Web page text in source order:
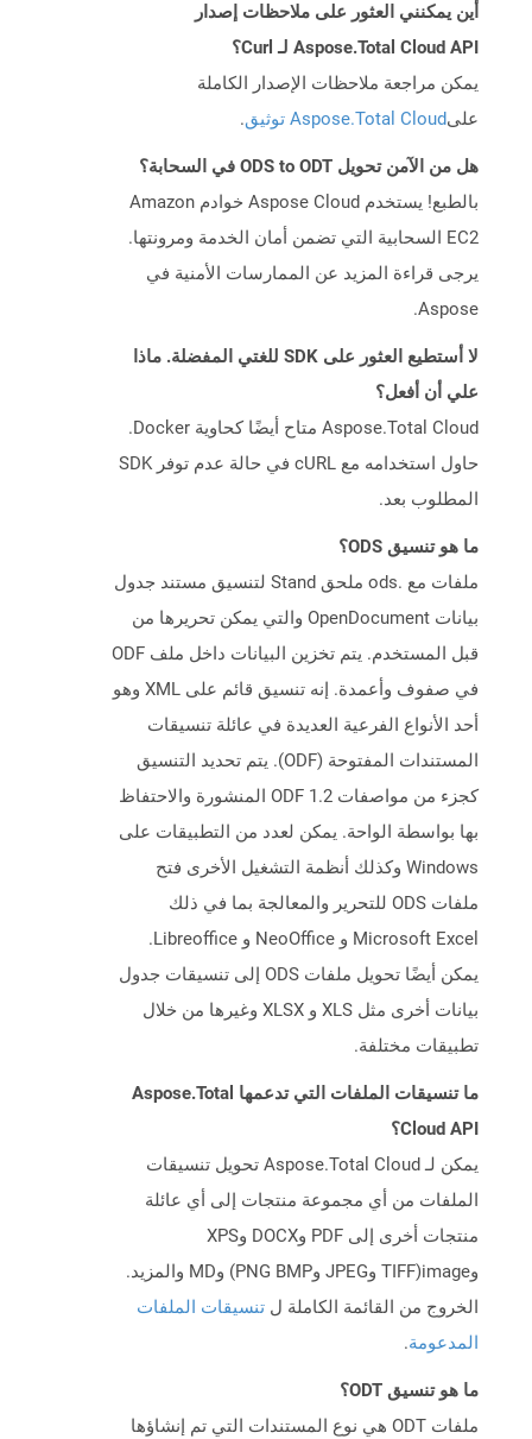
أين يمكنني العثور على ملاحظات إصدار
Aspose.Total Cloud API لـ Curl؟
يمكن مراجعة ملاحظات الإصدار الكاملة
علىAspose.Total Cloud توثيق .
هل من الآمن تحويل ODS to ODT في السحابة؟
بالطبع! يستخدم Aspose Cloud خوادم Amazon
EC2 السحابية التي تضمن أمان الخدمة ومرونتها.
يرجى قراءة المزيد عن الممارسات الأمنية في
Aspose.
لا أستطيع العثور على SDK للغتي المفضلة. ماذا
علي أن أفعل؟
Aspose.Total Cloud متاح أيضًا كحاوية Docker.
حاول استخدامه مع cURL في حالة عدم توفر SDK
المطلوب بعد.
ما هو تنسيق ODS؟
ملفات مع .ods ملحق Stand لتنسيق مستند جدول
بيانات OpenDocument والتي يمكن تحريرها من
قبل المستخدم. يتم تخزين البيانات داخل ملف ODF
في صفوف وأعمدة. إنه تنسيق قائم على XML وهو
أحد الأنواع الفرعية العديدة في عائلة تنسيقات
المستندات المفتوحة (ODF). يتم تحديد التنسيق
كجزء من مواصفات ODF 1.2 المنشورة والاحتفاظ
بها بواسطة الواحة. يمكن لعدد من التطبيقات على
Windows وكذلك أنظمة التشغيل الأخرى فتح
ملفات ODS للتحرير والمعالجة بما في ذلك
Microsoft Excel و NeoOffice و Libreoffice.
يمكن أيضًا تحويل ملفات ODS إلى تنسيقات جدول
بيانات أخرى مثل XLS و XLSX وغيرها من خلال
تطبيقات مختلفة.
ما تنسيقات الملفات التي تدعمها Aspose.Total
Cloud API؟
يمكن لـ Aspose.Total Cloud تحويل تنسيقات
الملفات من أي مجموعة منتجات إلى أي عائلة
منتجات أخرى إلى PDF وDOCX وXPS
وimage(TIFF وJPEG وPNG BMP) وMD والمزيد.
الخروج من القائمة الكاملة ل تنسيقات الملفات
المدعومة.
ما هو تنسيق ODT؟
ملفات ODT هي نوع المستندات التي تم إنشاؤها